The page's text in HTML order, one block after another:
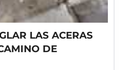
LAS ACERAS
DE